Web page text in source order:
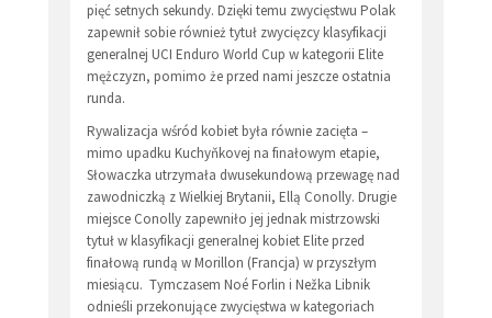
pięć setnych sekundy. Dzięki temu zwycięstwu Polak
zapewnił sobie również tytuł zwycięzcy klasyfikacji
generalnej UCI Enduro World Cup w kategorii Elite
mężczyzn, pomimo że przed nami jeszcze ostatnia
runda.
Rywalizacja wśród kobiet była równie zacięta –
mimo upadku Kuchyňkovej na finałowym etapie,
Słowaczka utrzymała dwusekundową przewagę nad
zawodniczką z Wielkiej Brytanii, Ellą Conolly. Drugie
miejsce Conolly zapewniło jej jednak mistrzowski
tytuł w klasyfikacji generalnej kobiet Elite przed
finałową rundą w Morillon (Francja) w przyszłym
miesiącu. Tymczasem Noé Forlin i Nežka Libnik
odnieśli przekonujące zwycięstwa w kategoriach